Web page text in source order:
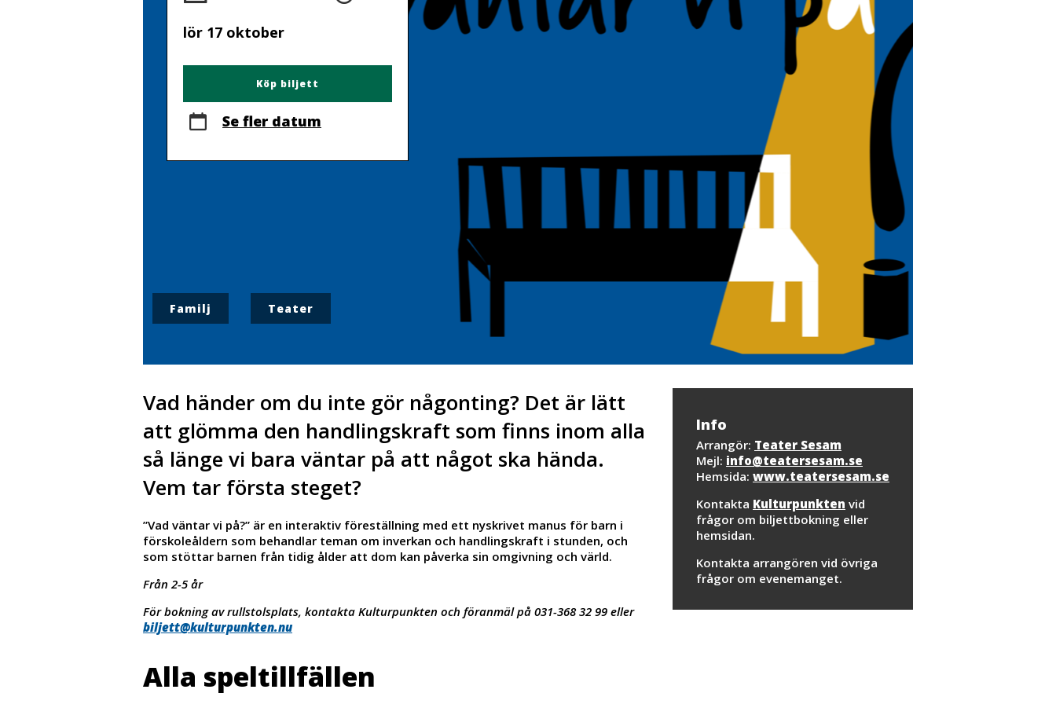
lör 17 oktober
Köp biljett
Se fler datum
Familj Teater
Info
Arrangör: Teater Sesam
Mejl: info@teatersesam.se
Hemsida: www.teatersesam.se
Kontakta Kulturpunkten vid
frågor om biljettbokning eller
hemsidan.
Kontakta arrangören vid övriga
frågor om evenemanget.
Vad händer om du inte gör någonting? Det är lätt
att glömma den handlingskraft som finns inom alla
så länge vi bara väntar på att något ska hända.
Vem tar första steget?
”Vad väntar vi på?” är en interaktiv föreställning med ett nyskrivet manus för barn i
förskoleåldern som behandlar teman om inverkan och handlingskraft i stunden, och
som stöttar barnen från tidig ålder att dom kan påverka sin omgivning och värld.
Från 2-5 år
För bokning av rullstolsplats, kontakta Kulturpunkten och föranmäl på 031-368 32 99 eller
biljett@kulturpunkten.nu
Alla speltillfällen